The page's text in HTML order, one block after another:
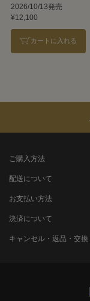
2026/10/13発売
¥12,100
カートに入れる
ご購入方法
配送について
お支払い方法
決済について
キャンセル・返品・交換